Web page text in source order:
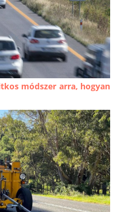
módszer arra, hogyan